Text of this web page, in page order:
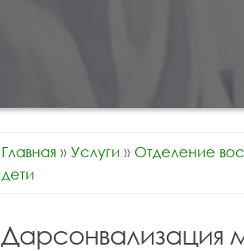
Главная » Услуги » Отделение
дети
Дарсонвализация